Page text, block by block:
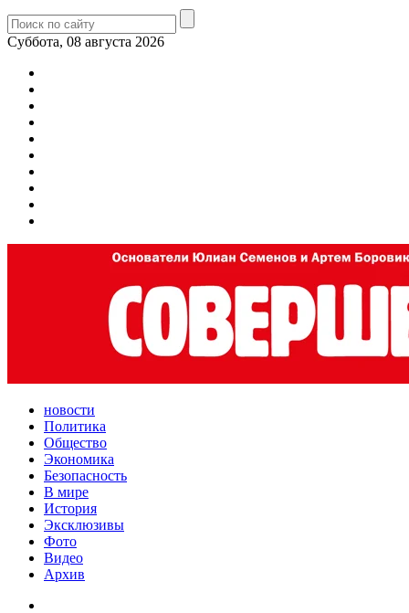
Суббота, 08 августа 2026
новости
Политика
Общество
Экономика
Безопасность
В мире
История
Эксклюзивы
Фото
Видео
Архив